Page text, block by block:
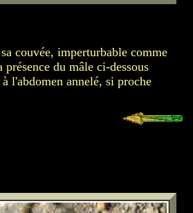
couvée, imperturbable comme
du mâle ci-dessous
l'abdomen annelé, si proche